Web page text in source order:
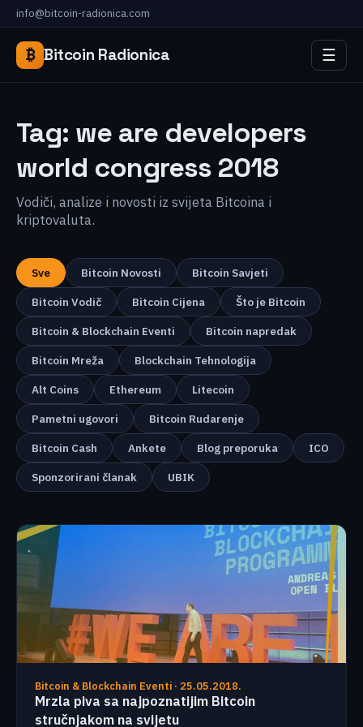
info@bitcoin-radionica.com
₿ Bitcoin Radionica ☰
Tag: we are developers
world congress 2018
Vodiči, analize i novosti iz svijeta Bitcoina i
kriptovaluta.
Sve Bitcoin Novosti
Bitcoin Savjeti
Bitcoin Vodič
Bitcoin Cijena
Što je Bitcoin
Bitcoin & Blockchain Eventi
Bitcoin napredak
Bitcoin Mreža
Blockchain Tehnologija
Alt Coins
Ethereum
Litecoin
Pametni ugovori
Bitcoin Rudarenje
Bitcoin Cash
Ankete Blog preporuka
ICO
Sponzorirani članak
UBIK
Bitcoin & Blockchain Eventi · 25.05.2018.
Mrzla piva sa najpoznatijim Bitcoin
stručnjakom na svijetu